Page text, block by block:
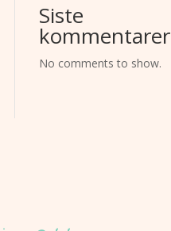
Siste
kommentarer
No comments to show.